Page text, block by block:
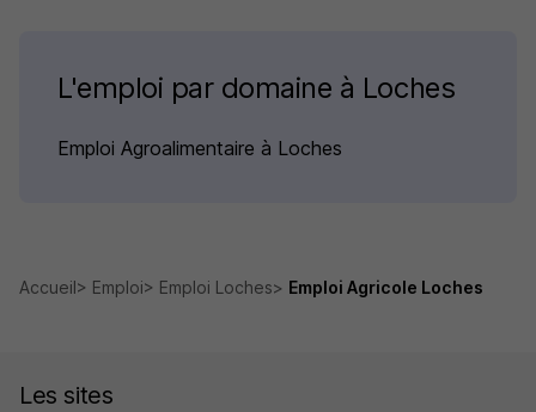
L'emploi par domaine à Loches
Emploi Agroalimentaire à Loches
Accueil Emploi Emploi Loches Emploi Agricole Loches
Les sites